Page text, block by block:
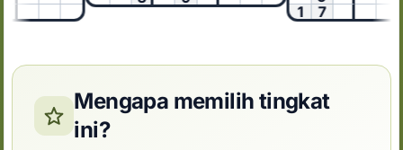
1
Mengapa memilih tingkat
ini?